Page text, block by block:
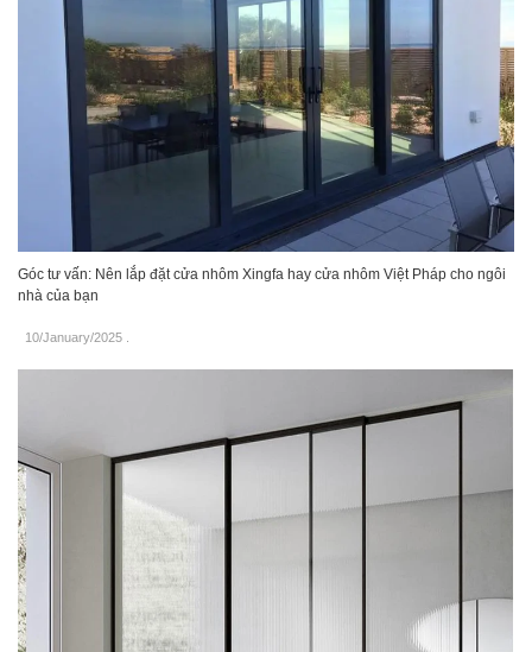
Góc tư vấn: Nên lắp đặt cửa nhôm Xingfa hay cửa nhôm Việt Pháp cho ngôi
nhà của bạn
10/January/2025